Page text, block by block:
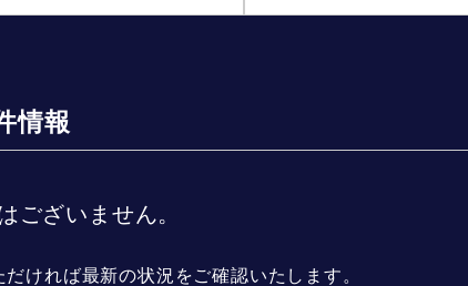
情報
ございません。
ければ最新の状況をご確認いたします。